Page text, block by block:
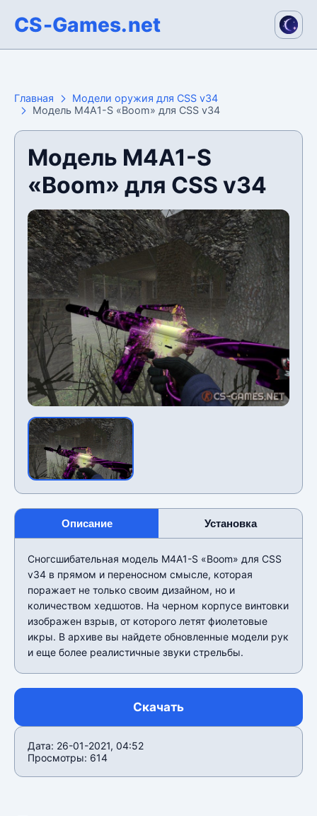
CS-Games.net
Главная
Модели оружия для CSS v34
Модель M4A1-S «Boom» для CSS v34
Модель M4A1-S
«Boom» для CSS v34
Описание Установка
Сногсшибательная модель M4A1-S «Boom» для CSS
v34 в прямом и переносном смысле, которая
поражает не только своим дизайном, но и
количеством хедшотов. На черном корпусе винтовки
изображен взрыв, от которого летят фиолетовые
икры. В архиве вы найдете обновленные модели рук
и еще более реалистичные звуки стрельбы.
Скачать
Дата: 26-01-2021, 04:52
Просмотры: 614